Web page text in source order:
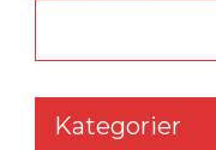
Kategorier